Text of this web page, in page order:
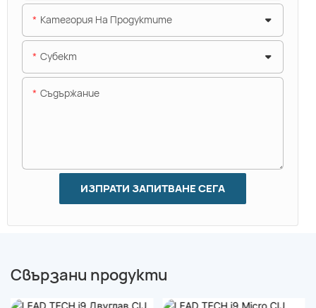
Категория На Продуктите
Субект
Съдържание
ИЗПРАТИ ЗАПИТВАНЕ СЕГА
Свързани продукти